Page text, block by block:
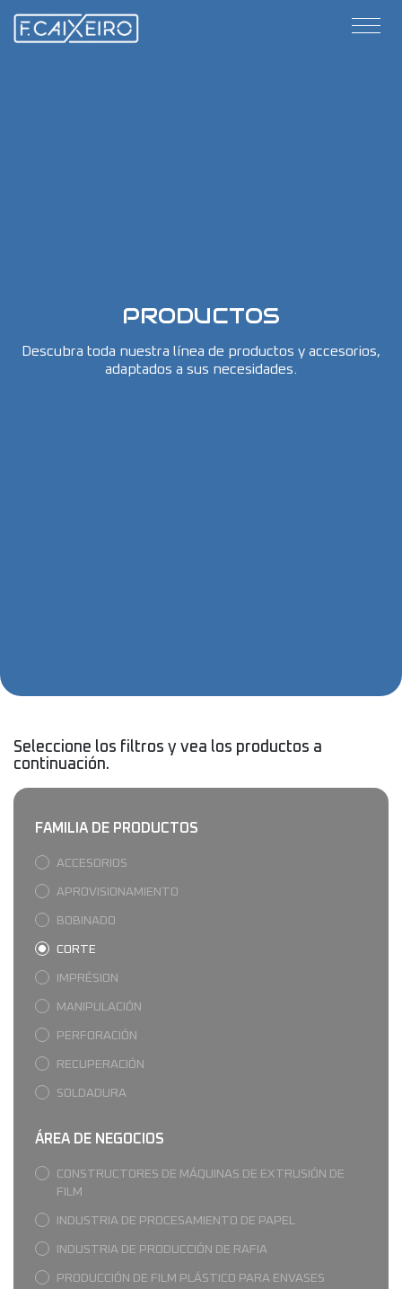
PRODUCTOS
Descubra toda nuestra línea de productos y accesorios,
adaptados a sus necesidades.
Seleccione los filtros y vea los productos a
continuación.
FAMILIA DE PRODUCTOS
ACCESORIOS
APROVISIONAMIENTO
BOBINADO
CORTE
IMPRÉSION
MANIPULACIÓN
PERFORACIÓN
RECUPERACIÓN
SOLDADURA
ÁREA DE NEGOCIOS
CONSTRUCTORES DE MÁQUINAS DE EXTRUSIÓN DE
FILM
INDUSTRIA DE PROCESAMIENTO DE PAPEL
INDUSTRIA DE PRODUCCIÓN DE RAFIA
PRODUCCIÓN DE FILM PLÁSTICO PARA ENVASES